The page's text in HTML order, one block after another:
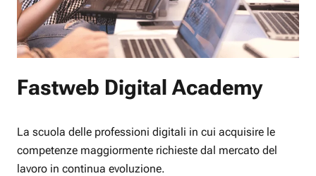
Fastweb Digital Academy
La scuola delle professioni digitali in cui acquisire le
competenze maggiormente richieste dal mercato del
lavoro in continua evoluzione.